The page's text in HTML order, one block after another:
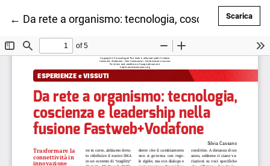
← Ritorna ai dettagli dell'articolo
Da rete a organismo: tecnologia, coscienza eScarica